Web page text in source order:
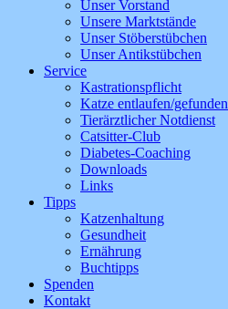
Unser Vorstand
Unsere Marktstände
Unser Stöberstübchen
Unser Antikstübchen
Service
Kastrationspflicht
Katze entlaufen/gefunden
Tierärztlicher Notdienst
Catsitter-Club
Diabetes-Coaching
Downloads
Links
Tipps
Katzenhaltung
Gesundheit
Ernährung
Buchtipps
Spenden
Kontakt